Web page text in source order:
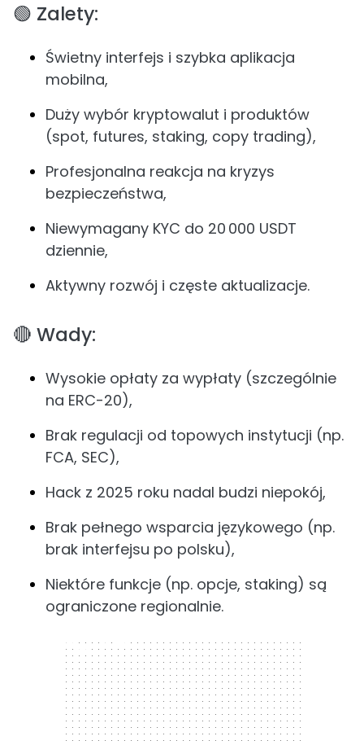
🟢 Zalety:
Świetny interfejs i szybka aplikacja
mobilna,
Duży wybór kryptowalut i produktów
(spot, futures, staking, copy trading),
Profesjonalna reakcja na kryzys
bezpieczeństwa,
Niewymagany KYC do 20 000 USDT
dziennie,
Aktywny rozwój i częste aktualizacje.
🔴 Wady:
Wysokie opłaty za wypłaty (szczególnie
na ERC-20),
Brak regulacji od topowych instytucji (np.
FCA, SEC),
Hack z 2025 roku nadal budzi niepokój,
Brak pełnego wsparcia językowego (np.
brak interfejsu po polsku),
Niektóre funkcje (np. opcje, staking) są
ograniczone regionalnie.
300 x 250